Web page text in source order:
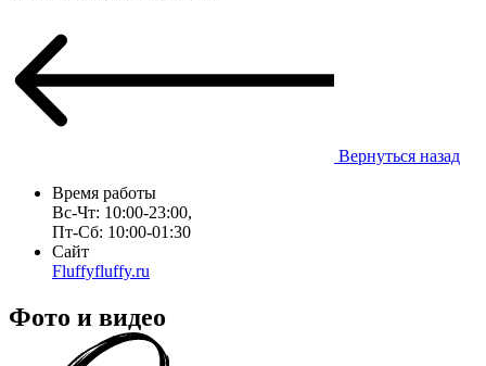
Вернуться назад
Время работы
Вс-Чт: 10:00-23:00,
Пт-Сб: 10:00-01:30
Сайт
Fluffyfluffy.ru
Фото и видео